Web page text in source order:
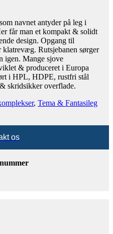
navnet antyder på leg i
får man et kompakt & solidt
design. Opgang til
klatrevæg. Rutsjebanen sørger
igen. Mange sjove
& produceret i Europa
i HPL, HDPE, rustfri stål
skridsikker overflade.
, Tema & Fantasileg
os